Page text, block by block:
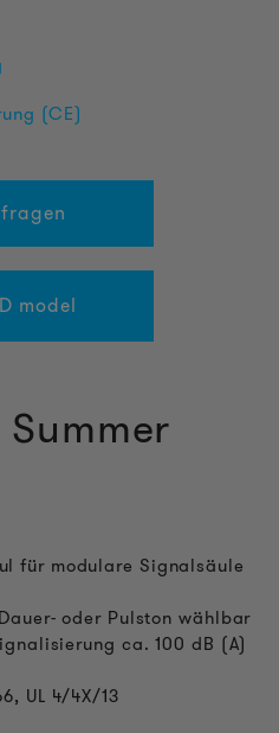
(CE)
model
Summer
für modulare Signalsäule
oder Pulston wählbar
ca. 100 dB (A)
UL 4/4X/13